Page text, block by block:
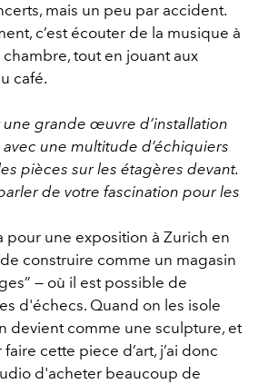
mais un peu par accident.
c’est écouter de la musique à
chambre, tout en jouant aux
café.
une grande œuvre d’installation
une multitude d’échiquiers
pièces sur les étagères devant.
de votre fascination pour les
pour une exposition à Zurich en
construire comme un magasin
— où il est possible de
d'échecs. Quand on les isole
devient comme une sculpture, et
cette piece d’art, j’ai donc
d'acheter beaucoup de